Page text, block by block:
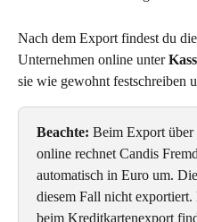
Nach dem Export findest du
Unternehmen online unter
sie wie gewohnt festschreiben
Beachte: Beim Export
online rechnet Candis
automatisch in Euro um.
diesem Fall nicht
beim Kreditkartenexport